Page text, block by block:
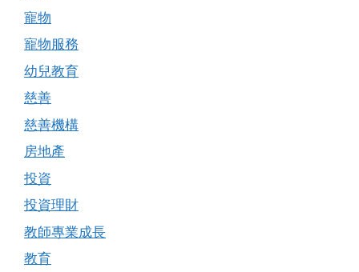
寵物
寵物服務
幼兒教育
慈善
慈善機構
房地產
投資
投資理財
教師專業成長
教育